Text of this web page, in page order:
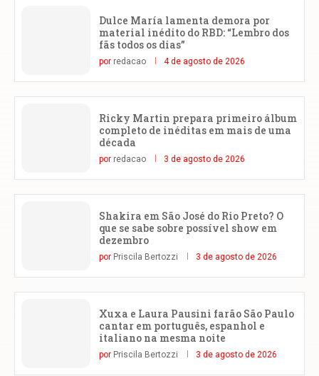
Dulce María lamenta demora por
material inédito do RBD: “Lembro dos
fãs todos os dias”
por redacao 4 de agosto de 2026
Ricky Martin prepara primeiro álbum
completo de inéditas em mais de uma
década
por redacao 3 de agosto de 2026
Shakira em São José do Rio Preto? O
que se sabe sobre possível show em
dezembro
por Priscila Bertozzi 3 de agosto de 2026
Xuxa e Laura Pausini farão São Paulo
cantar em português, espanhol e
italiano na mesma noite
por Priscila Bertozzi 3 de agosto de 2026